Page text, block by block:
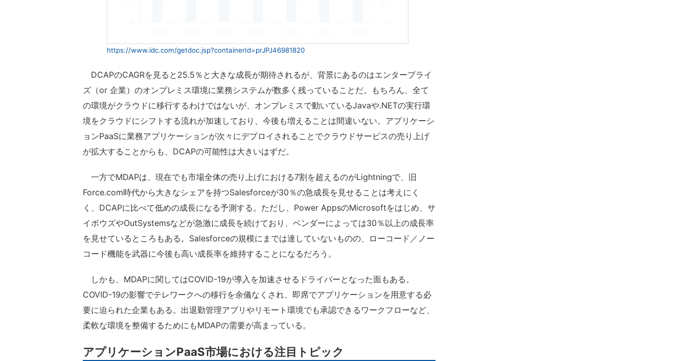
https://www.idc.com/getdoc.jsp?containerId=prJPJ46981820
DCAPのCAGRを見ると25.5％と大きな成長が期待されるが、背景にあるのはエンタープライ
ズ（or 企業）のオンプレミス環境に業務システムが数多く残っていることだ。もちろん、全て
の環境がクラウドに移行するわけではないが、オンプレミスで動いているJavaや.NETの実行環
境をクラウドにシフトする流れが加速しており、今後も増えることは間違いない。アプリケーシ
ョンPaaSに業務アプリケーションが次々にデプロイされることでクラウドサービスの売り上げ
が拡大することからも、DCAPの可能性は大きいはずだ。
一方でMDAPは、現在でも市場全体の売り上げにおける7割を超えるのがLightningで、旧
Force.com時代から大きなシェアを持つSalesforceが30％の急成長を見せることは考えにく
く、DCAPに比べて低めの成長になる予測する。ただし、Power AppsのMicrosoftをはじめ、サ
イボウズやOutSystemsなどが急激に成長を続けており、ベンダーによっては30％以上の成長率
を見せているところもある。Salesforceの規模にまでは達していないものの、ローコード／ノー
コード機能を武器に今後も高い成長率を維持することになるだろう。
しかも、MDAPに関してはCOVID-19が導入を加速させるドライバーとなった面もある。
COVID-19の影響でテレワークへの移行を余儀なくされ、即席でアプリケーションを用意する必
要に迫られた企業もある。出退勤管理アプリやリモート環境でも承認できるワークフローなど、
柔軟な環境を整備するためにもMDAPの需要が高まっている。
アプリケーションPaaS市場における注目トピック